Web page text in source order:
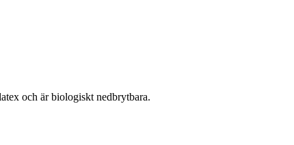
och är biologiskt nedbrytbara.